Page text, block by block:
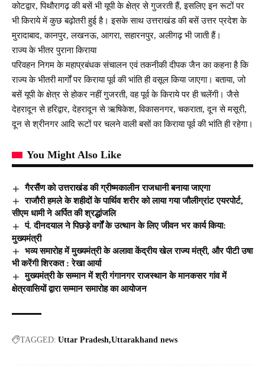
कोटद्वार, पिथौरागढ़ की बसें भी यूपी के क्षेत्र से गुजरती हैं, इसलिए इन रूटों पर
भी किराये में कुछ बढ़ोतरी हुई है। इसके साथ उत्तराखंड की बसें उत्तर प्रदेश के
मुरादाबाद, कानपुर, लखनऊ, आगरा, सहारनपुर, अलीगढ़ भी जाती हैं।
राज्य के भीतर पुराना किराया
परिवहन निगम के महाप्रबंधक संचालन एवं तकनीकी दीपक जैन का कहना है कि
राज्य के भीतरी मार्गों पर किराया पूर्व की भांति ही वसूल किया जाएगा। बताया, जो
बसें यूपी के क्षेत्र से होकर नहीं गुजरती, वह पूर्व के किराये पर ही चलेंगी। जैसे
देहरादून से हरिद्वार, देहरादून से ऋषिकेश, विकासनगर, चकराता, दून से मसूरी,
दून से श्रीनगर आदि रूटों पर चलने वाली बसों का किराया पूर्व की भांति ही रहेगा।
You Might Also Like
गैरसैंण को उत्तराखंड की ग्रीष्मकालीन राजधानी बनाया जाएगा
राजौरी हमले के शहीदों के पार्थिव शरीर को लाया गया जौलीग्रांट एयरपोर्ट,
सीएम धामी ने अर्पित की श्रद्धांजलि
पं. दीनदयाल ने पिछड़े वर्गों के उत्थान के लिए जीवन भर कार्य किया:
मुख्यमंत्री
भव्य समारोह में मुख्यमंत्री के अलावा केंद्रीय खेल राज्य मंत्री, और पीटी उषा
भी करेंगी शिरकत : रेखा आर्या
मुख्यमंत्री के सम्मान में श्री गंगानगर राजस्थान के मानकसर गांव में
क्षेत्रवासियों द्वारा सम्मान समारोह का आयोजन
TAGGED: Uttar Pradesh Uttarakhand news